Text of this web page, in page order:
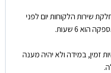
שירות הלקוחות יום לפני
6 שעות.
זמין, במידה ולא יהיה מענה